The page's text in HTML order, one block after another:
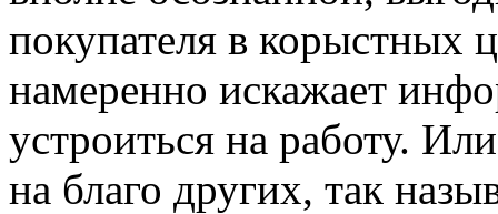
покупателя в корыстных
намеренно искажает
устроиться на работу.
на благо других, так